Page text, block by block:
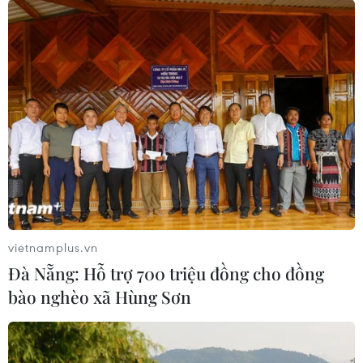
CƠ QUAN CHỦ QUẢN: THÔNG TẤN XÃ VIỆT NAM
Tổng Biên tập: TRẦN TIẾN DUẨN
Phó Tổng Biên tập: NGUYỄN THỊ TÁM, KHÚC THANH
THỦY
Sở hữu trí tuệ
Quy định sử dụng
RSS
Hỗ trợ
Ngôn ngữ
TTXVN
Dịch vụ tin
Liên hệ
vietnamplus.vn
Đà Nẵng: Hỗ trợ 700 triệu đồng cho đồng
bào nghèo xã Hùng Sơn